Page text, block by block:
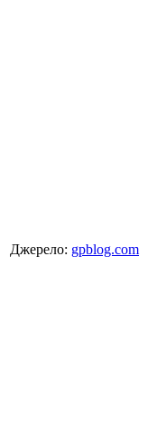
Джерело: gpblog.com